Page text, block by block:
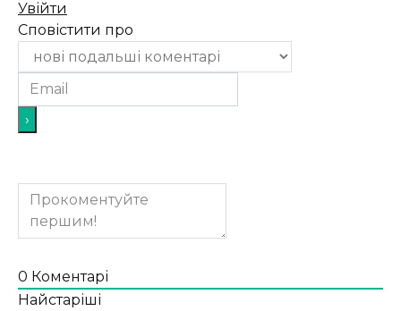
Увійти
Сповістити про
0 Коментарі
Найстаріші